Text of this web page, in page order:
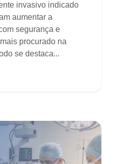
invasivo indicado
aumentar a
segurança e
procurado na
se destaca...